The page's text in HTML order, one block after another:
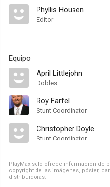
Phyllis Housen
Editor
Equipo
April Littlejohn
Dobles
Roy Farfel
Stunt Coordinator
Christopher Doyle
Stunt Coordinator
PlayMax solo ofrece información de
copyright de las imágenes, póster,
distribuidoras.